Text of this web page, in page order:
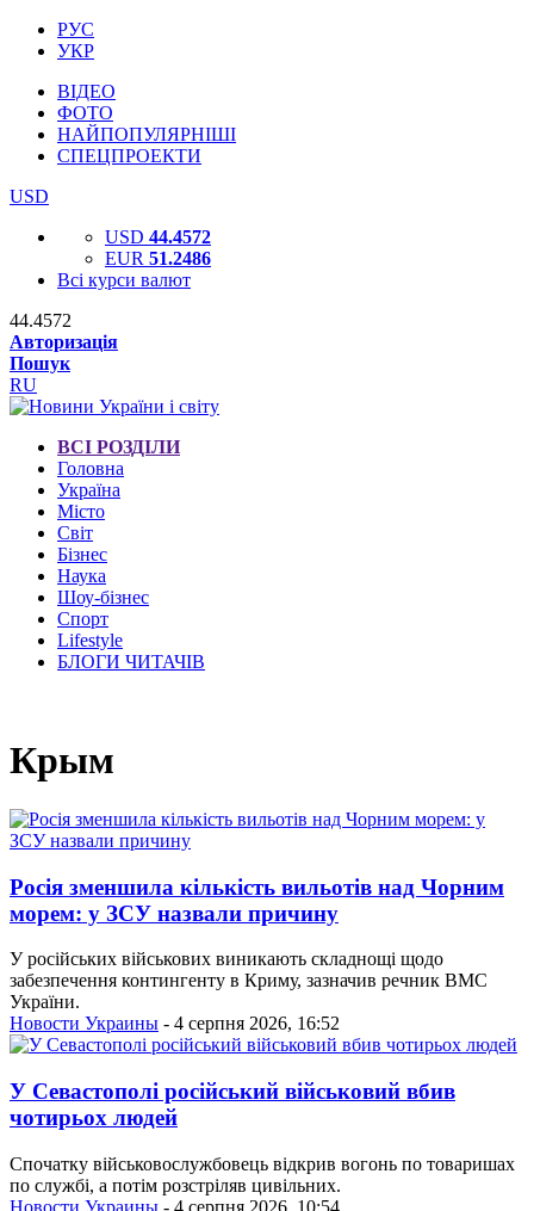
РУС
УКР
ВІДЕО
ФОТО
НАЙПОПУЛЯРНІШІ
СПЕЦПРОЕКТИ
USD
USD 44.4572
EUR 51.2486
Всі курси валют
44.4572
Авторизація
Пошук
RU
ВСІ РОЗДІЛИ
Головна
Україна
Місто
Світ
Бізнес
Наука
Шоу-бізнес
Спорт
Lifestyle
БЛОГИ ЧИТАЧІВ
Крым
Росія зменшила кількість вильотів над Чорним
морем: у ЗСУ назвали причину
У російських військових виникають складнощі щодо
забезпечення контингенту в Криму, зазначив речник ВМС
України.
Новости Украины - 4 серпня 2026, 16:52
У Севастополі російський військовий вбив
чотирьох людей
Спочатку військовослужбовець відкрив вогонь по товаришах
по службі, а потім розстріляв цивільних.
Новости Украины - 4 серпня 2026, 10:54